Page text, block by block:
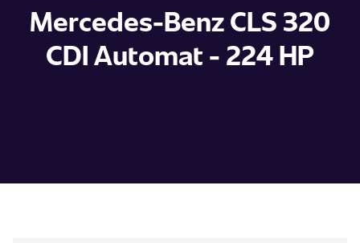
Mercedes-Benz CLS 320
CDI Automat - 224 HP